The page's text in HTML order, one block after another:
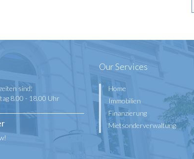
sind:
8.00 - 18.00 Uhr
Our Services
Home
Immobilien
Finanzierung
Mietsonderverwaltung